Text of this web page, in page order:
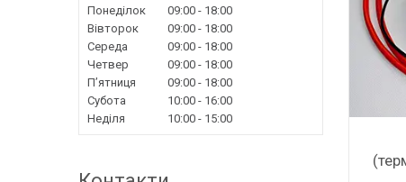
Понеділок 09:00
18:00
Вівторок
09:00
18:00
Середа
09:00
18:00
Четвер
09:00
18:00
Пʼятниця
09:00
18:00
Субота
10:00
16:00
Неділя
10:00 15:00